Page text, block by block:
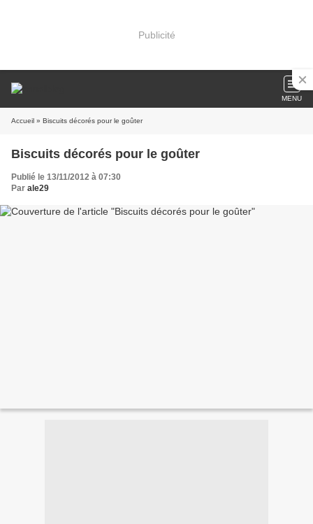
Publicité
MENU
Accueil » Biscuits décorés pour le goûter
Biscuits décorés pour le goûter
Publié le 13/11/2012 à 07:30
Par ale29